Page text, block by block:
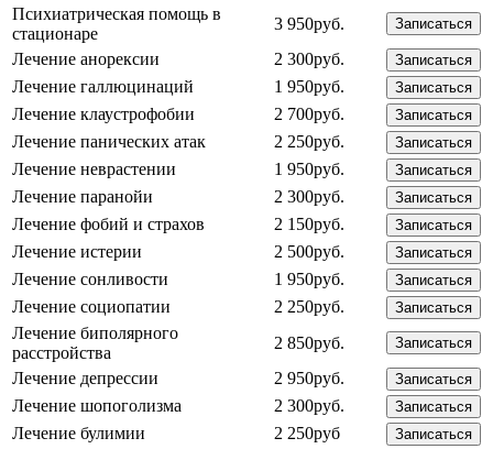
Психиатрическая помощь в
стационаре
3 950руб. Записаться
Лечение анорексии 2 300руб. Записаться
Лечение галлюцинаций 1 950руб. Записаться
Лечение клаустрофобии 2 700руб. Записаться
Лечение панических атак 2 250руб. Записаться
Лечение неврастении 1 950руб. Записаться
Лечение паранойи 2 300руб. Записаться
Лечение фобий и страхов 2 150руб. Записаться
Лечение истерии 2 500руб. Записаться
Лечение сонливости 1 950руб. Записаться
Лечение социопатии 2 250руб. Записаться
Лечение биполярного
расстройства
2 850руб. Записаться
Лечение депрессии 2 950руб. Записаться
Лечение шопоголизма 2 300руб. Записаться
Лечение булимии 2 250руб Записаться